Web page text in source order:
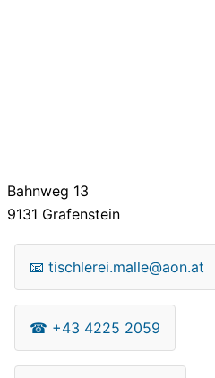
Bahnweg 13
9131 Grafenstein
📧 tischlerei.malle@aon.at
☎ +43 4225 2059